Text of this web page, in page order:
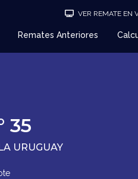
VER REMATE EN
Remates Anteriores
35
URUGUAY